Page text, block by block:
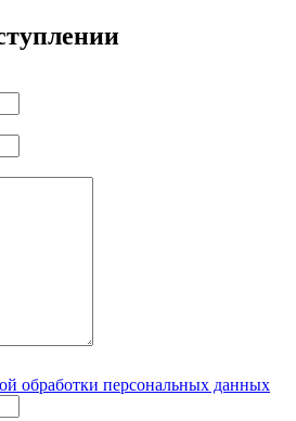
обработки персональных данных